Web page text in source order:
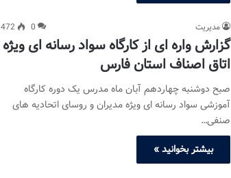
مدیریت 0
472
گزارش واره ای از کارگاه سواد رسانه ای ویژه
اتاق اصناف استان فارس
صبح دوشنبه چهاردهم آبان ماه مدرس یک دوره کارگاه
آموزشی سواد رسانه ای ویژه مدیران و روسای اتحادیه های
صنفی…
بیشتر بخوانید »